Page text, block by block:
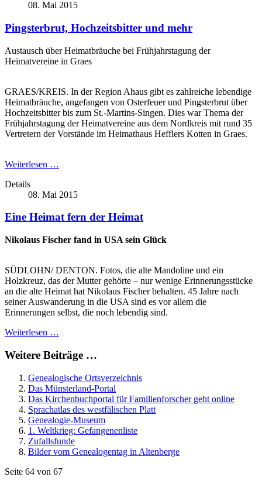
08. Mai 2015
Pingsterbrut, Hochzeitsbitter und mehr
Austausch über Heimatbräuche bei Frühjahrstagung der
Heimatvereine in Graes
GRAES/KREIS. In der Region Ahaus gibt es zahlreiche lebendige
Heimatbräuche, angefangen von Osterfeuer und Pingsterbrut über
Hochzeitsbitter bis zum St.-Martins-Singen. Dies war Thema der
Frühjahrstagung der Heimatvereine aus dem Nordkreis mit rund 35
Vertretern der Vorstände im Heimathaus Hefflers Kotten in Graes.
Weiterlesen …
Details
08. Mai 2015
Eine Heimat fern der Heimat
Nikolaus Fischer fand in USA sein Glück
SÜDLOHN/ DENTON. Fotos, die alte Mandoline und ein
Holzkreuz, das der Mutter gehörte – nur wenige Erinnerungsstücke
an die alte Heimat hat Nikolaus Fischer behalten. 45 Jahre nach
seiner Auswanderung in die USA sind es vor allem die
Erinnerungen selbst, die noch lebendig sind.
Weiterlesen …
Weitere Beiträge …
Genealogische Ortsverzeichnis
Das Münsterland-Portal
Das Kirchenbuchportal für Familienforscher geht online
Sprachatlas des westfälischen Platt
Genealogie-Museum
1. Weltkrieg: Gefangenenliste
Zufallsfunde
Bilder vom Genealogentag in Altenberge
Seite 64 von 67